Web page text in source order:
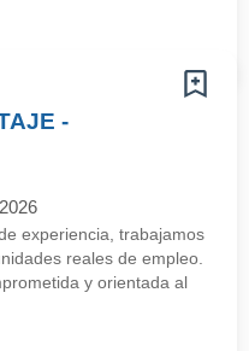
-
experiencia, trabajamos
reales de empleo.
y orientada al